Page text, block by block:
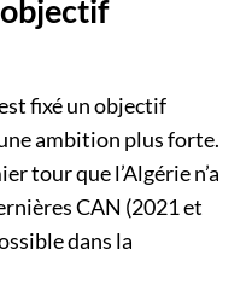
fixé un objectif
ambition plus forte.
tour que l’Algérie n’a
CAN (2021 et
dans la